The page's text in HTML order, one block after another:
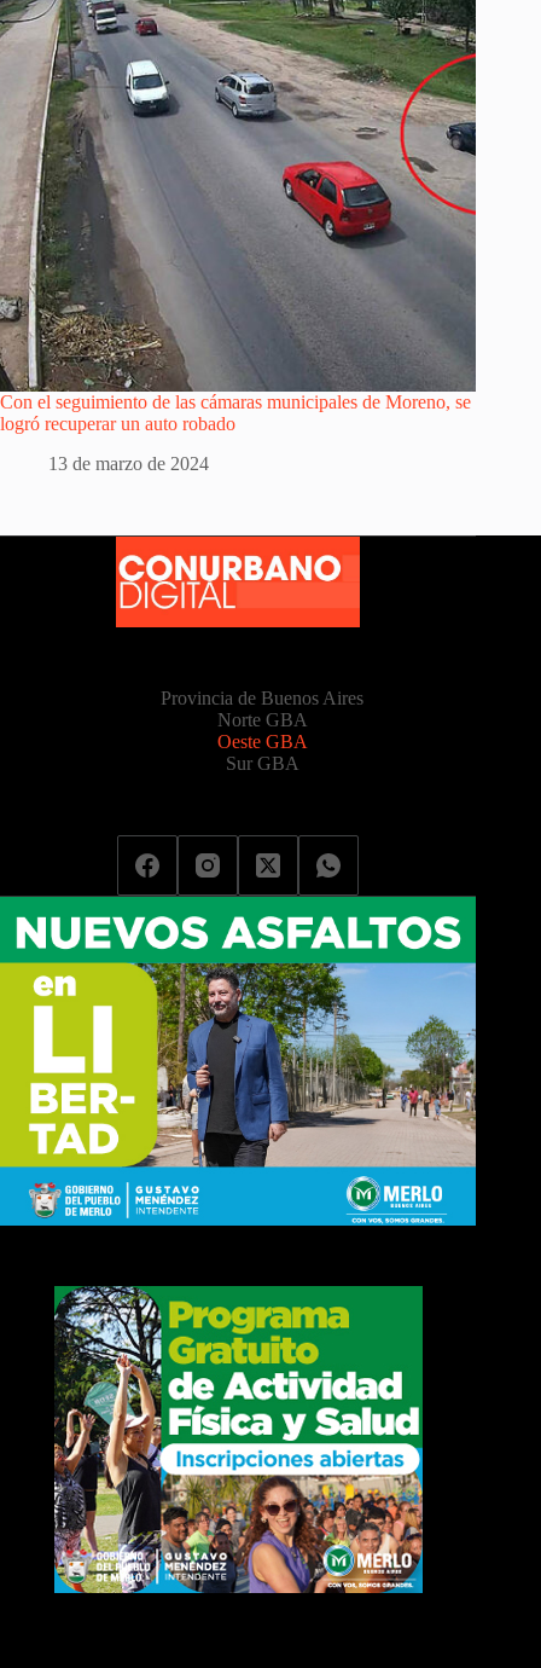
Con el seguimiento de las cámaras municipales de Moreno, se
logró recuperar un auto robado
13 de marzo de 2024
Provincia de Buenos Aires
Norte GBA
Oeste GBA
Sur GBA